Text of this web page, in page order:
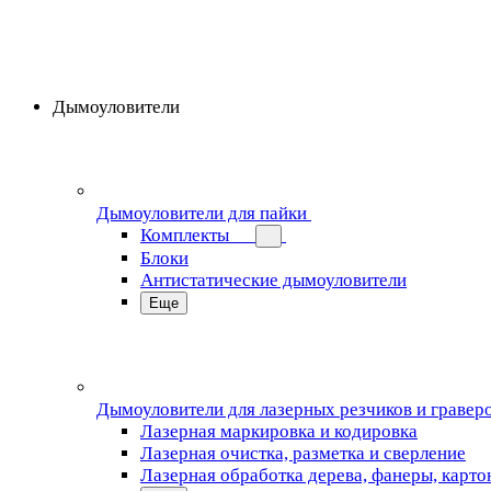
Дымоуловители
Дымоуловители для пайки
Комплекты
Блоки
Антистатические дымоуловители
Еще
Дымоуловители для лазерных резчиков и
Лазерная маркировка и кодировка
Лазерная очистка, разметка и сверление
Лазерная обработка дерева, фанеры,